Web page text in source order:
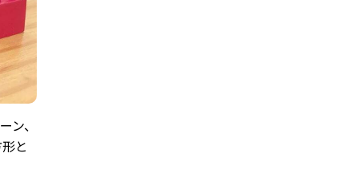
ン、
と